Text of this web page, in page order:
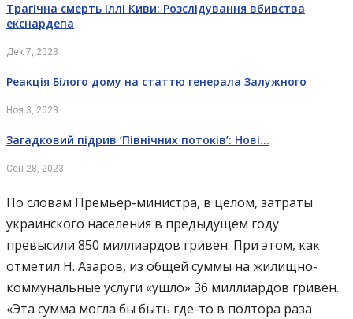
Трагічна смерть Іллі Киви: Розслідування вбивства
екснардепа
Дек 7, 2023
Реакція Білого дому на статтю генерала Залужного
Ноя 3, 2023
Загадковий підрив ‘Північних потоків’: Нові…
Сен 28, 2023
По словам Премьер-министра, в целом, затраты
украинского населения в предыдущем году
превысили 850 миллиардов гривен. При этом, как
отметил Н. Азаров, из общей суммы на жилищно-
коммунальные услуги «ушло» 36 миллиардов гривен.
«Эта сумма могла бы быть где-то в полтора раза